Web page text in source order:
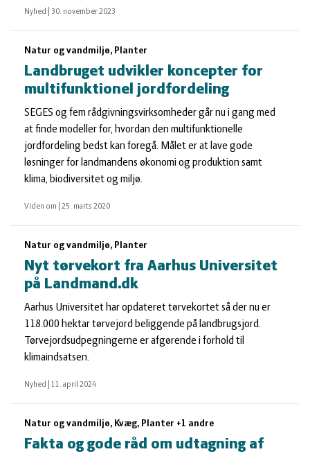
Nyhed 30. november 2023
Natur og vandmiljø, Planter
Landbruget udvikler koncepter for
multifunktionel jordfordeling
SEGES og fem rådgivningsvirksomheder går nu i gang med
at finde modeller for, hvordan den multifunktionelle
jordfordeling bedst kan foregå. Målet er at lave gode
løsninger for landmandens økonomi og produktion samt
klima, biodiversitet og miljø.
Viden om 25. marts 2020
Natur og vandmiljø, Planter
Nyt tørvekort fra Aarhus Universitet
på Landmand.dk
Aarhus Universitet har opdateret tørvekortet så der nu er
118.000 hektar tørvejord beliggende på landbrugsjord.
Tørvejordsudpegningerne er afgørende i forhold til
klimaindsatsen.
Nyhed 11. april 2024
Natur og vandmiljø, Kvæg, Planter +1 andre
Fakta og gode råd om udtagning af